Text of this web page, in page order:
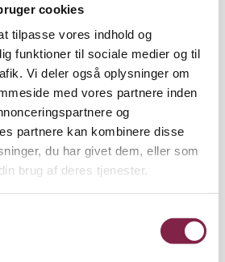
cookies
tilpasse vores indhold og
funktioner til sociale medier og til
Vi deler også oplysninger om
med vores partnere inden
og
partnere kan kombinere disse
du har givet dem, eller som
brug af deres tjenester.
institution.
vaner. Noget personale i
hooked på at være i
bryder sig ikke om at
synes nogle kvindelige
ikke, at de seksårige
formiddagsvagt med en